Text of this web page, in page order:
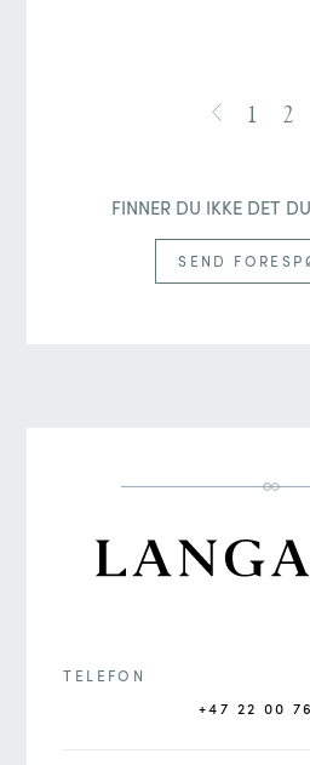
1 2
FINNER DU IKKE DET
SEND
TELEFON
+47 22 00